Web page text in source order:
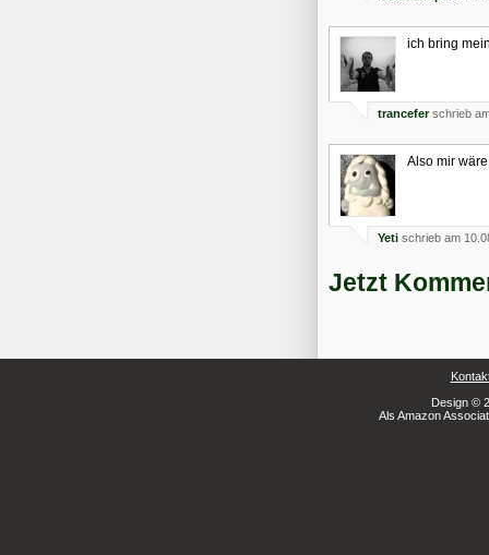
ich bring
tranceferschrieb
Also mir
Yeti schrieb am
Jetzt
Design ©
Als Amazon